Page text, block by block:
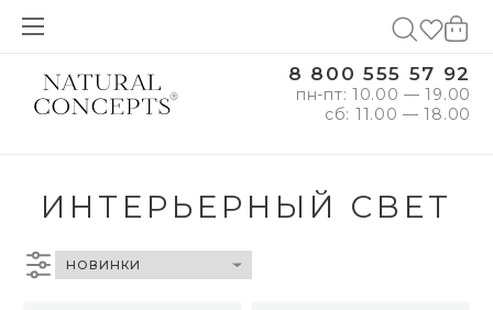
8 800 555 57 92
пн-пт: 10.00 — 19.00
сб: 11.00 — 18.00
ИНТЕРЬЕРНЫЙ СВЕТ